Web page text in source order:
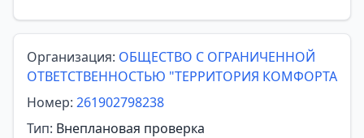
Организация: ОБЩЕСТВО С ОГРАНИЧЕННОЙ
ОТВЕТСТВЕННОСТЬЮ "ТЕРРИТОРИЯ КОМФОРТА
Номер: 261902798238
Тип: Внеплановая проверка